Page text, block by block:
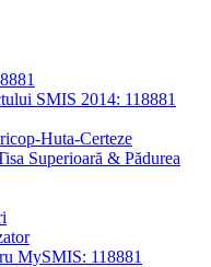
SMIS 2014: 118881
Huta-Certeze
Superioară & Pădurea
MySMIS: 118881